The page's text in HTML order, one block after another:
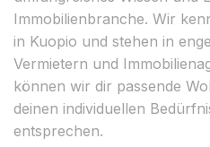
Immobilienbranche. Wir
in Kuopio und stehen in
Vermietern und
können wir dir passende
deinen individuellen
entsprechen.